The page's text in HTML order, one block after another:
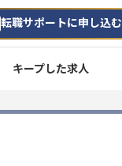
転職サポートに申し込む
キープした求人